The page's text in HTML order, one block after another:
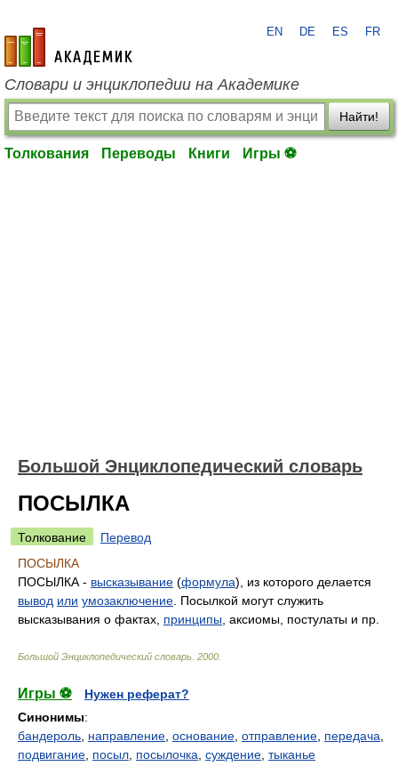
academic.ru
EN DE ES FR
Словари и энциклопедии на Академике
Найти!
Толкования Переводы Книги Игры ⚽
Большой Энциклопедический словарь
ПОСЫЛКА
Толкование
Перевод
ПОСЫЛКА
ПОСЫЛКА - высказывание (формула), из которого делается
вывод или умозаключение . Посылкой могут служить
высказывания о фактах, принципы , аксиомы, постулаты и пр.
Большой Энциклопедический словарь 2000
Игры ⚽
Нужен реферат?
Синонимы:
бандероль направление основание отправление передача
подвигание посыл посылочка суждение тыканье